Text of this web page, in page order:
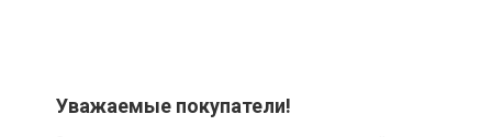
Уважаемые покупатели!